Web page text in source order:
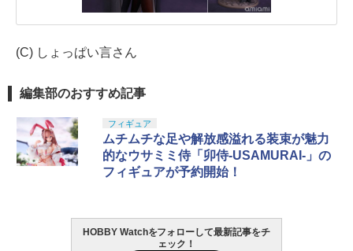
(C) しょっぱい言さん
編集部のおすすめ記事
フィギュア
ムチムチな足や解放感溢れる装束が魅力
的なウサミミ侍「卯侍-USAMURAI-」の
フィギュアが予約開始！
HOBBY Watchをフォローして最新記事をチ
ェック！